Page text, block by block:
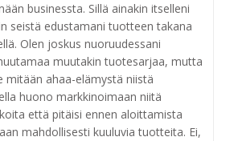
businessta. Sillä ainakin itselleni
seistä edustamani tuotteen takana
Olen joskus nuoruudessani
muutakin tuotesarjaa, mutta
mitään ahaa-elämystä niistä
huono markkinoimaan niitä
että pitäisi ennen aloittamista
mahdollisesti kuuluvia tuotteita. Ei,